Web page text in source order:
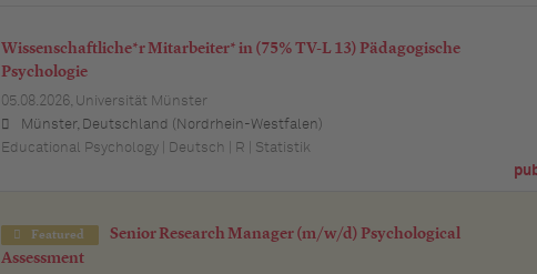
Wissenschaftliche*r Mitarbeiter* in (75% TV-L 13) Pädagogische
Psychologie
05.08.2026, Universität Münster
Münster, Deutschland (Nordrhein-Westfalen)
Educational Psychology | Deutsch | R | Statistik
Featured
Senior Research Manager (m/w/d) Psychological
Assessment